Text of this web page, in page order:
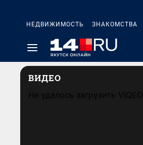
НЕДВИЖИМОСТЬ ЗНАКОМСТВА
ВИДЕО
Не удалось загрузить VIQEO